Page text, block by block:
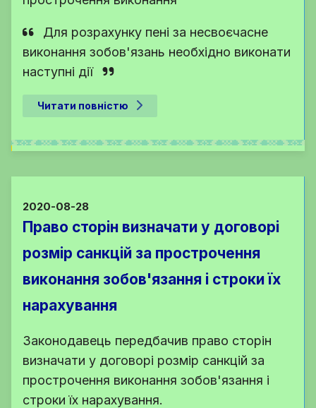
Для розрахунку пені за несвоєчасне
виконання зобов'язань необхідно виконати
наступні дії
Читати повністю
2020-08-28
Право сторін визначати у договорі
розмір санкцій за прострочення
виконання зобов'язання і строки їх
нарахування
Законодавець передбачив право сторін
визначати у договорі розмір санкцій за
прострочення виконання зобов'язання і
строки їх нарахування.